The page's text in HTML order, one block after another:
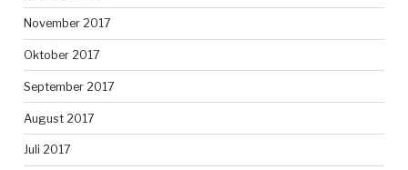
November 2017
Oktober 2017
September 2017
August 2017
Juli 2017